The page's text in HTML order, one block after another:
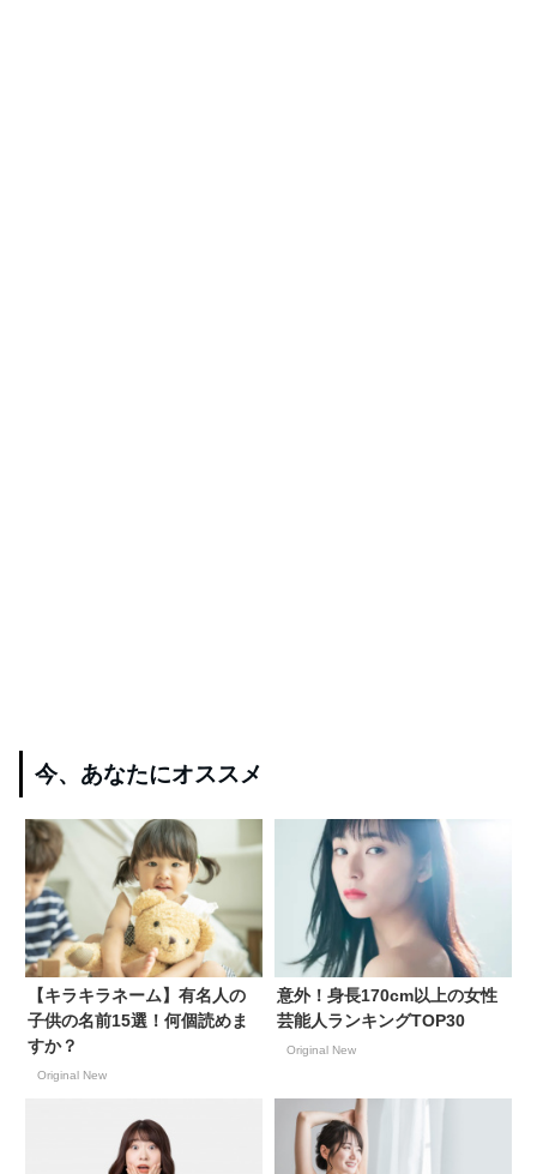
今、あなたにオススメ
【キラキラネーム】有名人の
子供の名前15選！何個読めま
すか？
Original New
意外！身長170cm以上の女性
芸能人ランキングTOP30
Original New